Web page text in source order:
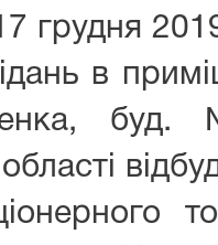
грудня
в
буд.